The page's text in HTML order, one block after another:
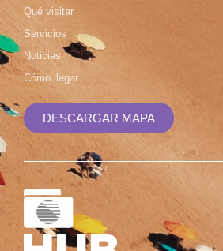
Qué visitar
Servicios
Noticias
Cómo llegar
DESCARGAR MAPA